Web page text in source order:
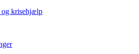
og krisehjælp